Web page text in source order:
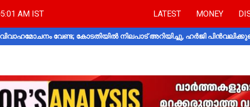
AM IST LATEST MONEY
വേണ്ട; കോടതിയിൽ നിലപാട് അറിയിച്ചു, ഹർജി